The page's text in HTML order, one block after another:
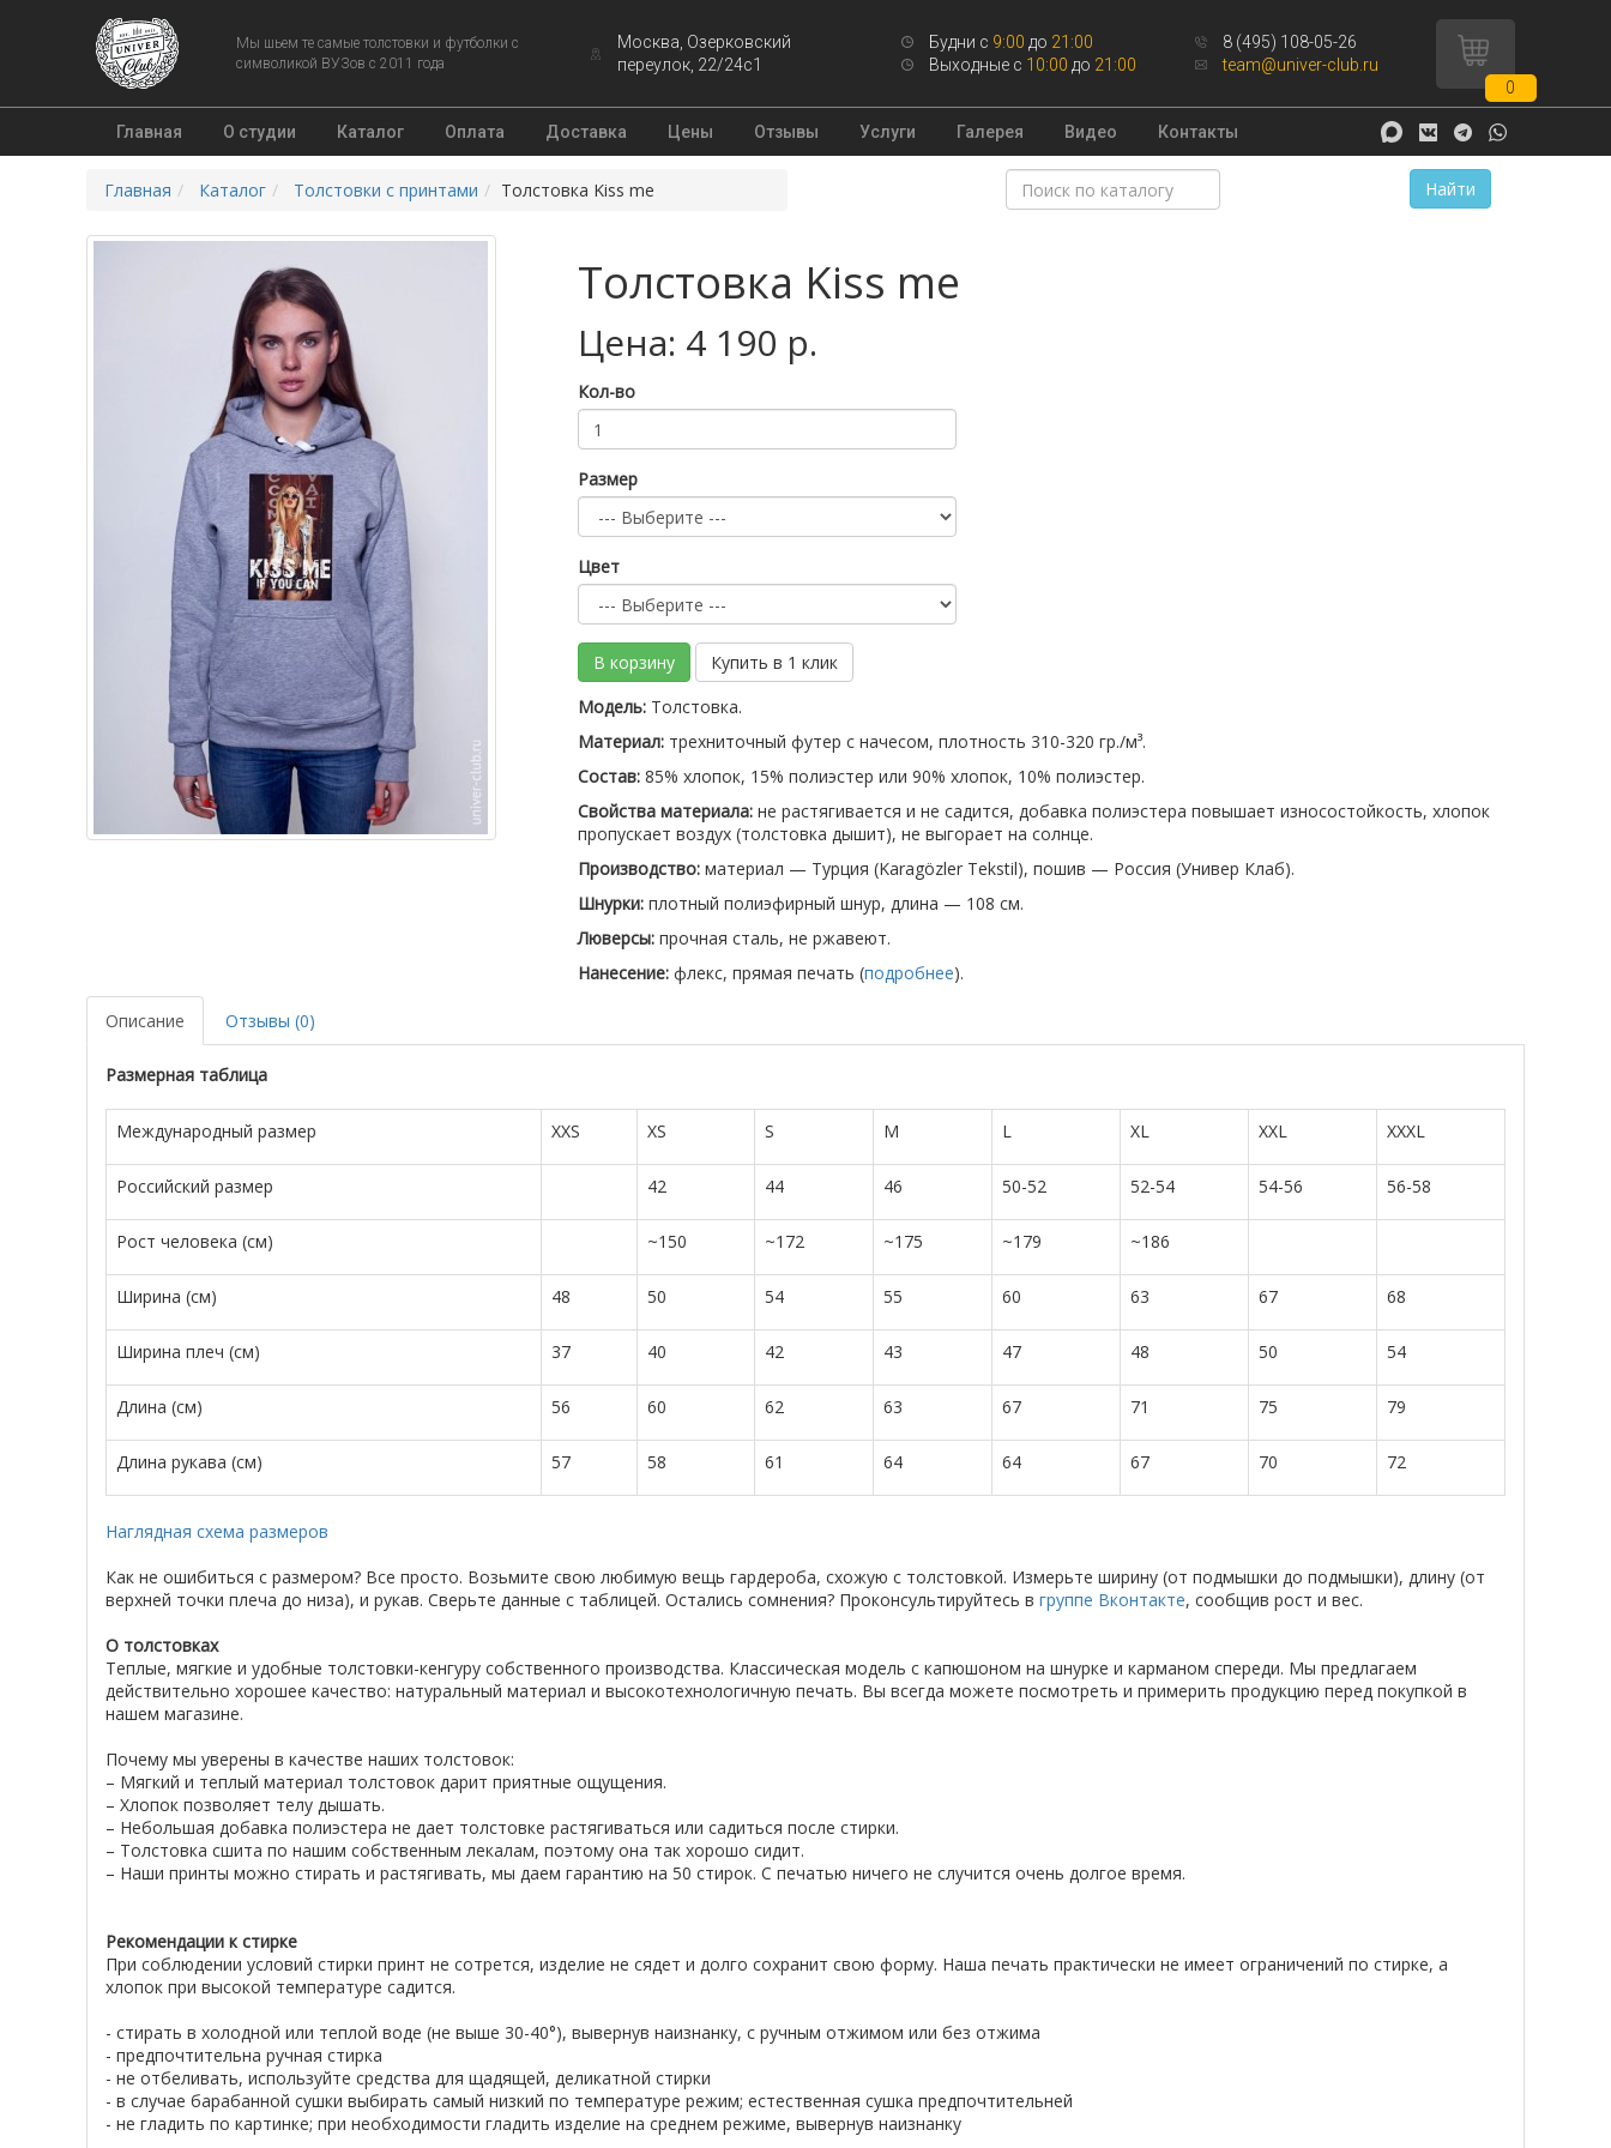
Мы шьем те самые толстовки и футболки с
символикой ВУЗов с 2011 года
Москва, Озерковский
переулок, 22/24с1
Будни с 9:00 до 21:00
Выходные с 10:00 до 21:00
8 (495) 108-05-26
team@univer-club.ru
0
Главная О студии Каталог Оплата Доставка Цены Отзывы Услуги Галерея Видео Контакты
Главная Каталог Толстовки с принтами Толстовка Kiss me Найти
Толстовка Kiss me
Цена: 4 190 р.
Кол-во
Размер
Цвет
В корзину
Купить в 1 клик
Модель:Толстовка.
Материал: трехниточный футер с начесом, плотность 310-320 гр./м³.
Состав:85% хлопок, 15% полиэстер или 90% хлопок, 10% полиэстер.
Свойства материала:не растягивается и не садится, добавка полиэстера повышает износостойкость, хлопок
пропускает воздух (толстовка дышит), не выгорает на солнце.
Производство: материал — Турция (Karagözler Tekstil), пошив — Россия (Универ Клаб).
Шнурки:плотный полиэфирный шнур, длина — 108 см.
Люверсы: прочная сталь, не ржавеют.
Нанесение: флекс, прямая печать (подробнее).
Описание Отзывы (0)
Размерная таблица
Международный размер XXS XS S M L XL XXL XXXL
Российский размер 42 44 46 50-52 52-54 54-56 56-58
Рост человека (см) ~150 ~172 ~175 ~179 ~186
Ширина (см) 48 50 54 55 60 63 67 68
Ширина плеч (см) 37 40 42 43 47 48 50 54
Длина (см) 56 60 62 63 67 71 75 79
Длина рукава (см) 57 58 61 64 64 67 70 72
Наглядная схема размеров
Как не ошибиться с размером? Все просто. Возьмите свою любимую вещь гардероба, схожую с толстовкой. Измерьте ширину (от подмышки до подмышки), длину (от
верхней точки плеча до низа), и рукав. Сверьте данные с таблицей. Остались сомнения? Проконсультируйтесь в группе Вконтакте, сообщив рост и вес.
О толстовках
Теплые, мягкие и удобные толстовки-кенгуру собственного производства. Классическая модель с капюшоном на шнурке и карманом спереди. Мы предлагаем
действительно хорошее качество: натуральный материал и высокотехнологичную печать. Вы всегда можете посмотреть и примерить продукцию перед покупкой в
нашем магазине.
Почему мы уверены в качестве наших толстовок:
– Мягкий и теплый материал толстовок дарит приятные ощущения.
– Хлопок позволяет телу дышать.
– Небольшая добавка полиэстера не дает толстовке растягиваться или садиться после стирки.
– Толстовка сшита по нашим собственным лекалам, поэтому она так хорошо сидит.
– Наши принты можно стирать и растягивать, мы даем гарантию на 50 стирок. С печатью ничего не случится очень долгое время.
Рекомендации к стирке
При соблюдении условий стирки принт не сотрется, изделие не сядет и долго сохранит свою форму. Наша печать практически не имеет ограничений по стирке, а
хлопок при высокой температуре садится.
- стирать в холодной или теплой воде (не выше 30-40°), вывернув наизнанку, с ручным отжимом или без отжима
- предпочтительна ручная стирка
- не отбеливать, используйте средства для щадящей, деликатной стирки
- в случае барабанной сушки выбирать самый низкий по температуре режим; естественная сушка предпочтительней
- не гладить по картинке; при необходимости гладить изделие на среднем режиме, вывернув наизнанку